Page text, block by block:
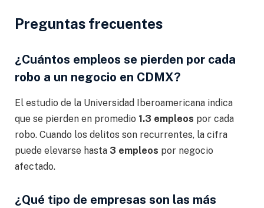
Preguntas frecuentes
¿Cuántos empleos se pierden por cada
robo a un negocio en CDMX?
El estudio de la Universidad Iberoamericana indica
que se pierden en promedio 1.3 empleos por cada
robo. Cuando los delitos son recurrentes, la cifra
puede elevarse hasta 3 empleos por negocio
afectado.
¿Qué tipo de empresas son las más